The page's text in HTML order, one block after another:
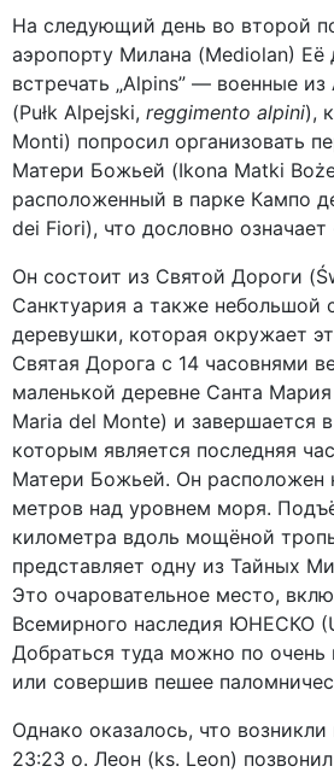
На следующий день во второй
аэропорту Милана (Mediolan)
встречать „Alpins” — военные
(Pułk Alpejski, reggimento alpini),
Monti) попросил организовать
Матери Божьей (Ikona Matki
расположенный в парке Кампо
dei Fiori), что дословно
Он состоит из Святой Дороги
Санктуария а также небольшой
деревушки, которая окружает
Святая Дорога с 14 часовнями
маленькой деревне Санта
Maria del Monte) и завершается
которым является последняя
Матери Божьей. Он расположен
метров над уровнем моря.
километра вдоль мощёной
представляет одну из Тайных
Это очаровательное место,
Всемирного наследия ЮНЕСКО
Добраться туда можно по очень
или совершив пешее
Однако оказалось, что
23:23 о. Леон (ks. Leon)